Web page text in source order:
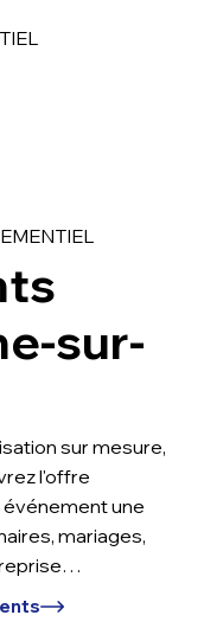
sur-
sur mesure,
l'offre
une
mariages,